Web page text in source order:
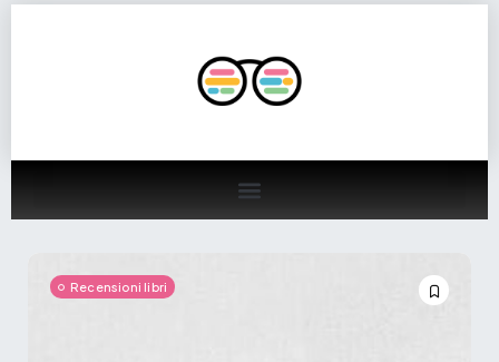
Recensioni libri